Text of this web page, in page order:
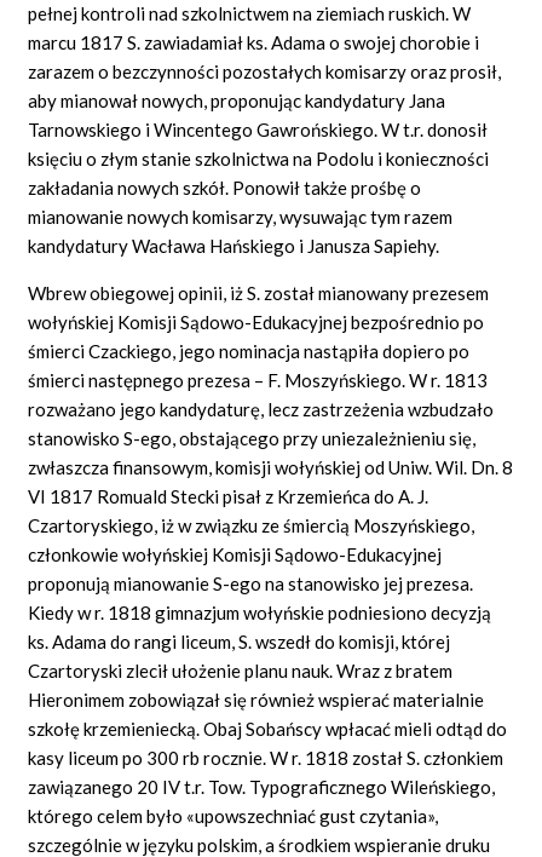
pełnej kontroli nad szkolnictwem na ziemiach ruskich. W
marcu 1817 S. zawiadamiał ks. Adama o swojej chorobie i
zarazem o bezczynności pozostałych komisarzy oraz prosił,
aby mianował nowych, proponując kandydatury Jana
Tarnowskiego i Wincentego Gawrońskiego. W t.r. donosił
księciu o złym stanie szkolnictwa na Podolu i konieczności
zakładania nowych szkół. Ponowił także prośbę o
mianowanie nowych komisarzy, wysuwając tym razem
kandydatury Wacława Hańskiego i Janusza Sapiehy.
Wbrew obiegowej opinii, iż S. został mianowany prezesem
wołyńskiej Komisji Sądowo-Edukacyjnej bezpośrednio po
śmierci Czackiego, jego nominacja nastąpiła dopiero po
śmierci następnego prezesa – F. Moszyńskiego. W r. 1813
rozważano jego kandydaturę, lecz zastrzeżenia wzbudzało
stanowisko S-ego, obstającego przy uniezależnieniu się,
zwłaszcza finansowym, komisji wołyńskiej od Uniw. Wil. Dn. 8
VI 1817 Romuald Stecki pisał z Krzemieńca do A. J.
Czartoryskiego, iż w związku ze śmiercią Moszyńskiego,
członkowie wołyńskiej Komisji Sądowo-Edukacyjnej
proponują mianowanie S-ego na stanowisko jej prezesa.
Kiedy w r. 1818 gimnazjum wołyńskie podniesiono decyzją
ks. Adama do rangi liceum, S. wszedł do komisji, której
Czartoryski zlecił ułożenie planu nauk. Wraz z bratem
Hieronimem zobowiązał się również wspierać materialnie
szkołę krzemieniecką. Obaj Sobańscy wpłacać mieli odtąd do
kasy liceum po 300 rb rocznie. W r. 1818 został S. członkiem
zawiązanego 20 IV t.r. Tow. Typograficznego Wileńskiego,
którego celem było «upowszechniać gust czytania»,
szczególnie w języku polskim, a środkiem wspieranie druku